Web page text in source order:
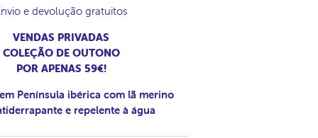
e devolução gratuitos
VENDAS PRIVADAS
COLEÇÃO DE OUTONO
POR APENAS 59€!
Península ibérica com lã merino
e repelente à água